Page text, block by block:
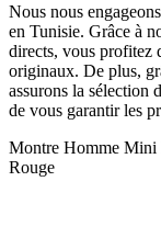
Nous nous
en Tunisie. Grâce à
directs, vous profitez
originaux. De plus,
assurons la sélection
de vous garantir les
Montre Homme Mini
Rouge